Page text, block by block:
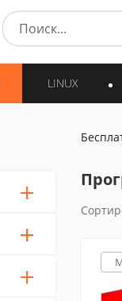
LINUX